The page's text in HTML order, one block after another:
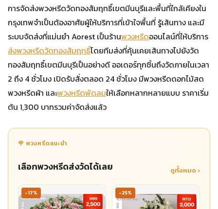
การจัดส่งพวงหรีดวัดทองสัมฤทธิ์เขตมีนบุรีและพื้นที่ใกล้เคียงใน
กรุงเทพจำเป็นต้องอาศัยผู้ให้บริการที่เข้าใจพื้นที่ รู้เส้นทาง และมี
ระบบจัดส่งที่แม่นยำ Aorest เป็นร้านพวงหรีดออนไลน์ที่ให้บริการ
ส่งพวงหรีดวัดทองสัมฤทธิ์โดยทีมส่งที่คุ้นเคยเส้นทางไปยังวัด
ทองสัมฤทธิ์เขตมีนบุรีเป็นอย่างดี ออเดอร์ทุกชิ้นถึงวัดภายในเวลา
2 ถึง 4 ชั่วโมง เปิดรับสั่งตลอด 24 ชั่วโมง มีพวงหรีดดอกไม้สด
พวงหรีดผ้า และพวงหรีดพัดลมให้เลือกหลากหลายแบบ ราคาเริ่ม
ต้น 1,300 บาทรวมค่าจัดส่งแล้ว
🌹 พวงหรีดแนะนำ
เลือกพวงหรีดส่งวัดได้เลย ดูทั้งหมด ›
-17% -25%